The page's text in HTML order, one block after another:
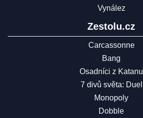
Vynález
Zestolu.cz
Carcassonne
Bang
Osadníci z Katanu
7 divů světa: Duel
Monopoly
Dobble